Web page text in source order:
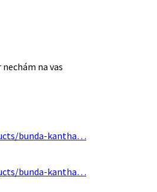
na vas
bunda-kantha…
bunda-kantha…